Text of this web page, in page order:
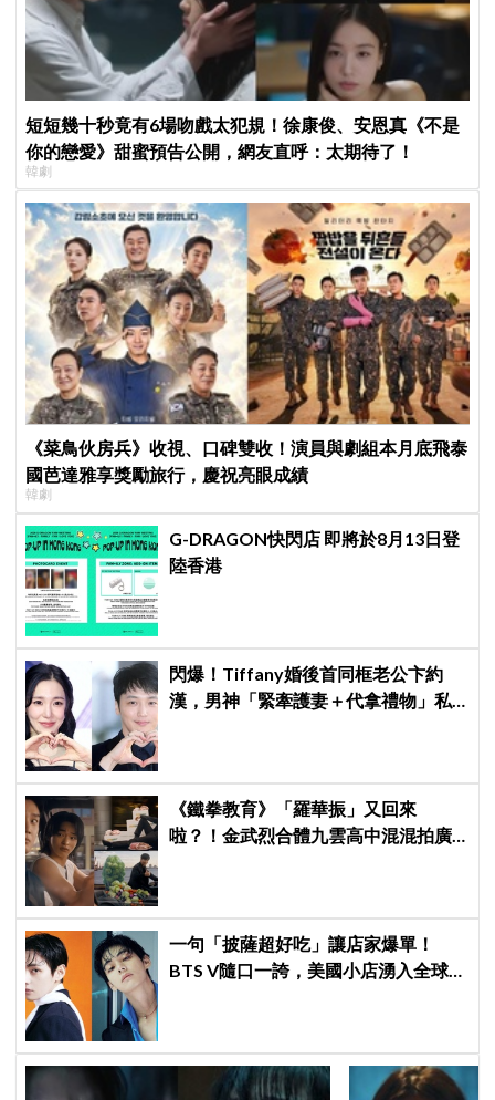
短短幾十秒竟有6場吻戲太犯規！徐康俊、安恩真《不是
你的戀愛》甜蜜預告公開，網友直呼：太期待了！
韓劇
《菜鳥伙房兵》收視、口碑雙收！演員與劇組本月底飛泰
國芭達雅享獎勵旅行，慶祝亮眼成績
韓劇
G-DRAGON快閃店 即將於8月13日登
陸香港
閃爆！Tiffany婚後首同框老公卞約
漢，男神「緊牽護妻＋代拿禮物」私
《鐵拳教育》「羅華振」又回來
啦？！金武烈合體九雲高中混混拍廣
一句「披薩超好吃」讓店家爆單！
BTS V隨口一誇，美國小店湧入全球